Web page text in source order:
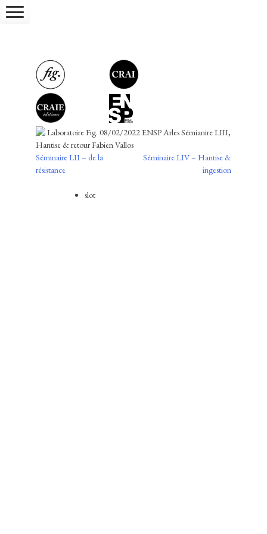
Skip
to
content
Laboratoire Fig. 08/02/2022 ENSP Arles Sémianire LIII,
Hantise & retour Fabien Vallos
Séminaire LIII (année 2021-2022) : hantise & retour
S°53.séminaire
Navigation
de
Séminaire LII – de la
résistance
Séminaire LIV – Hantise &
ingestion
slot